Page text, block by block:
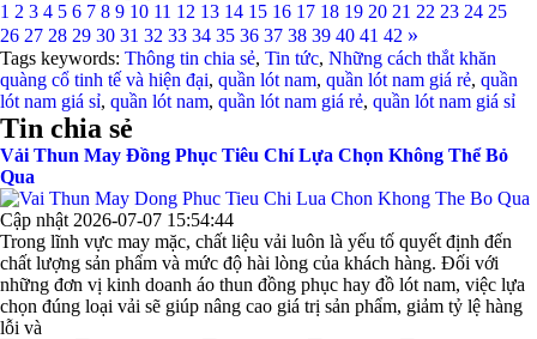
1 2 3 4 5 6 7 8 9 10 11 12 13 14 15 16 17 18 19 20 21 22 23 24 25
26 27 28 29 30 31 32 33 34 35 36 37 38 39 40 41 42 »
Tags keywords: Thông tin chia sẻ, Tin tức, Những cách thắt khăn
quàng cổ tinh tế và hiện đại, quần lót nam, quần lót nam giá rẻ, quần
lót nam giá sỉ, quần lót nam, quần lót nam giá rẻ, quần lót nam giá sỉ
Tin chia sẻ
Vải Thun May Đồng Phục Tiêu Chí Lựa Chọn Không Thể Bỏ
Qua
Cập nhật 2026-07-07 15:54:44
Trong lĩnh vực may mặc, chất liệu vải luôn là yếu tố quyết định đến
chất lượng sản phẩm và mức độ hài lòng của khách hàng. Đối với
những đơn vị kinh doanh áo thun đồng phục hay đồ lót nam, việc lựa
chọn đúng loại vải sẽ giúp nâng cao giá trị sản phẩm, giảm tỷ lệ hàng
lỗi và